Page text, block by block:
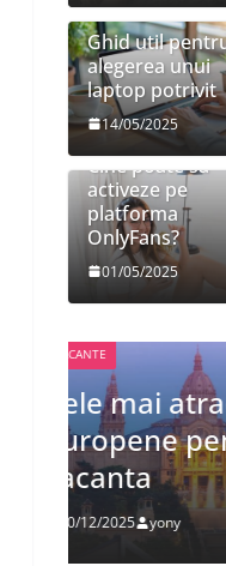
Ghid util
alegerea unui
laptop potrivit
14/05/2025
Cine poate sa
activeze pe
platforma
OnlyFans?
01/05/2025
SANATATE
Tot ce
despre
26/12/2025